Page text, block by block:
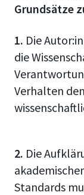
Grundsätze
1. Die
die
Verhalten
2. Die
Standards